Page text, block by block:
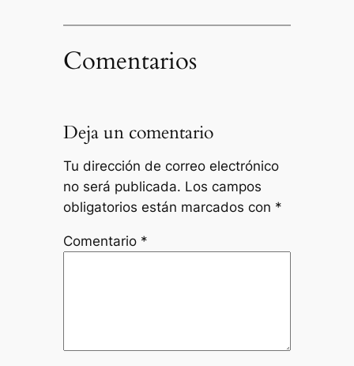
Comentarios
Deja un comentario
Tu dirección de correo electrónico
no será publicada. Los campos
obligatorios están marcados con *
Comentario *